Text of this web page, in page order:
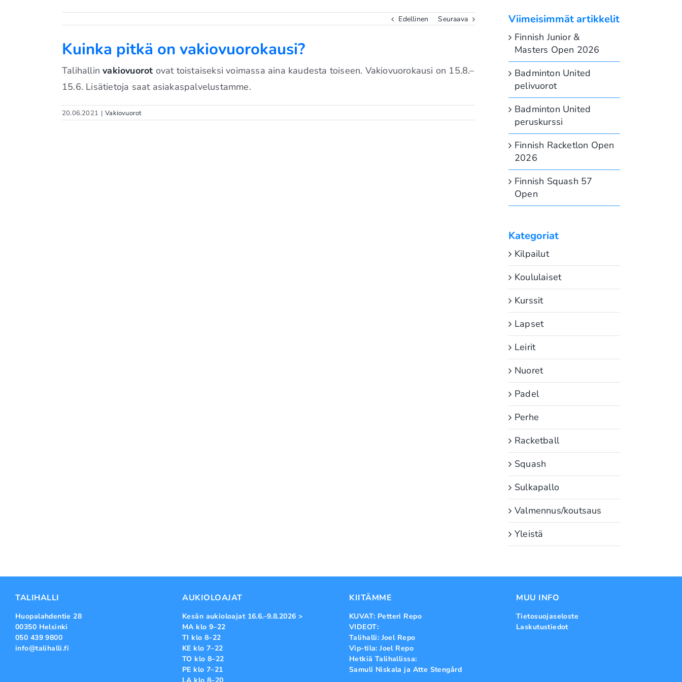
Edellinen Seuraava
Kuinka pitkä on vakiovuorokausi?
Talihallinvakiovuorot ovat toistaiseksi voimassa aina kaudesta toiseen. Vakiovuorokausi on 15.8.–
15.6. Lisätietoja saat asiakaspalvelustamme.
20.06.2021 | Vakiovuorot
Viimeisimmät artikkelit
Finnish Junior &
Masters Open 2026
Badminton United
pelivuorot
Badminton United
peruskurssi
Finnish Racketlon Open
2026
Finnish Squash 57
Open
Kategoriat
Kilpailut
Koululaiset
Kurssit
Lapset
Leirit
Nuoret
Padel
Perhe
Racketball
Squash
Sulkapallo
Valmennus/koutsaus
Yleistä
TALIHALLI
Huopalahdentie 28
00350 Helsinki
050 439 9800
info@talihalli.fi
AUKIOLOAJAT
Kesän aukioloajat 16.6.–9.8.2026 >
MA klo 9–22
TI klo 8–22
KE klo 7–22
TO klo 8–22
PE klo 7–21
KIITÄMME
KUVAT: Petteri Repo
VIDEOT:
Talihalli: Joel Repo
Vip-tila: Joel Repo
Hetkiä Talihallissa:
Samuli Niskala ja Atte Stengård
MUU INFO
Tietosuojaseloste
Laskutustiedot